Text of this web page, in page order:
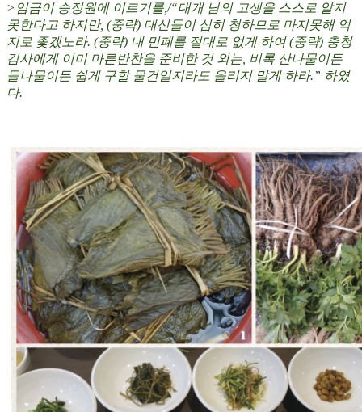
>임금이 승정원에 이르기를,/“대개 남의 고생을 스스로 알지
못한다고 하지만, (중략) 대신들이 심히 청하므로 마지못해 억
지로 좇겠노라. (중략) 내 민폐를 절대로 없게 하여 (중략) 충청
감사에게 이미 마른반찬을 준비한 것 외는, 비록 산나물이든
들나물이든 쉽게 구할 물건일지라도 올리지 말게 하라.” 하였
다.